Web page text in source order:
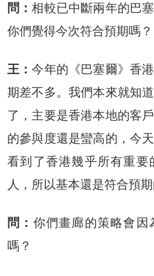
問：相較已中斷兩年的巴
你們覺得今次符合預期嗎
王：今年的《巴塞爾》香
期差不多。我們本來就知
了，主要是香港本地的客
的參與度還是蠻高的，今
看到了香港幾乎所有重要
人，所以基本還是符合預期
問： 你們畫廊的策略會因
嗎？